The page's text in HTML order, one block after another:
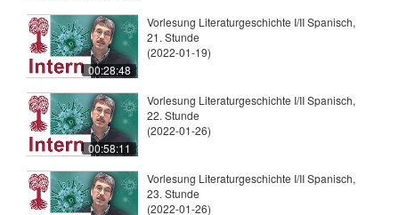
00:28:48
Vorlesung Literaturgeschichte I/II Spanisch,
21. Stunde
(2022-01-19)
00:58:11
Vorlesung Literaturgeschichte I/II Spanisch,
22. Stunde
(2022-01-26)
Vorlesung Literaturgeschichte I/II Spanisch,
23. Stunde
(2022-01-26)